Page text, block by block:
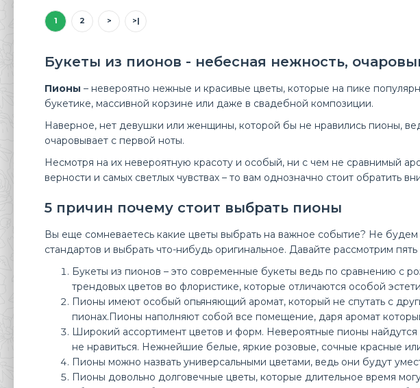
Букет 19 розовых пионов
14 739 ₽
1 2 > >|
Букеты из пионов - небесная нежность,
Пионы – невероятно нежные и красивые цветы, которые на пике
букетике, массивной корзине или даже в свадебной композиции.
Наверное, нет девушки или женщины, которой бы не нравились пионы,
очаровывает с первой ноты.
Несмотря на их невероятную красоту и особый, ни с чем не сравнимый
верности и самых светлых чувствах – то вам однозначно стоит обратить
5 причин почему стоит выбрать пионы
Вы еще сомневаетесь какие цветы выбрать на важное событие? Не будем
стандартов и выбрать что-нибудь оригинальное. Давайте рассмотрим
Букеты из пионов – это современные букеты ведь по сравнению с
трендовых цветов во флористике, которые отличаются особой
Пионы имеют особый опьяняющий аромат, который не спутать с
пионах.Пионы наполняют собой все помещение, даря аромат
Широкий ассортимент цветов и форм. Невероятные пионы найдутся
не нравиться. Нежнейшие белые, яркие розовые, сочные красные
Пионы можно назвать универсальными цветами, ведь они будут
Пионы довольно долговечные цветы, которые длительное время